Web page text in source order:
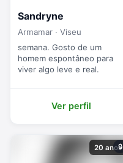
Sandryne
Armamar · Viseu
semana. Gosto de um
homem espontâneo para
viver algo leve e real.
Ver perfil
20 anos
🔒